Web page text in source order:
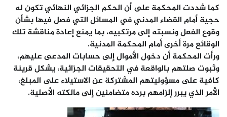
كما شددت المحكمة على أن الحكم الجزائي النهائي تكون له
حجية أمام القضاء المدني في المسائل التي فصل فيها بشأن
وقوع الفعل ونسبته إلى مرتكبيه، بما يمنع إعادة مناقشة تلك
الوقائع مرة أخرى أمام المحكمة المدنية.
ورأت المحكمة أن دخول الأموال إلى حسابات المدعى عليهم،
وثبوت صلتهم بالواقعة في التحقيقات الجزائية، يشكل قرينة
كافية على مسؤوليتهم المشتركة عن الاستيلاء على المبلغ،
الأمر الذي يبرر إلزامهم برده متضامنين إلى مالكته الأصلية.